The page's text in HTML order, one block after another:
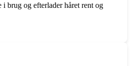
i brug og efterlader håret rent og